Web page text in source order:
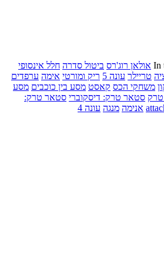
In אולאן רוג'רס ביטול סדרה חלל אינסופי
טריילר עונה 5 ריק ומורטי אימה ערפדים
משחקי הכס קאסט מסע בין כוכבים מסע
סטאר טרק: דיסקוברי סטאר טרק:
אנימה מנגה עונה 4